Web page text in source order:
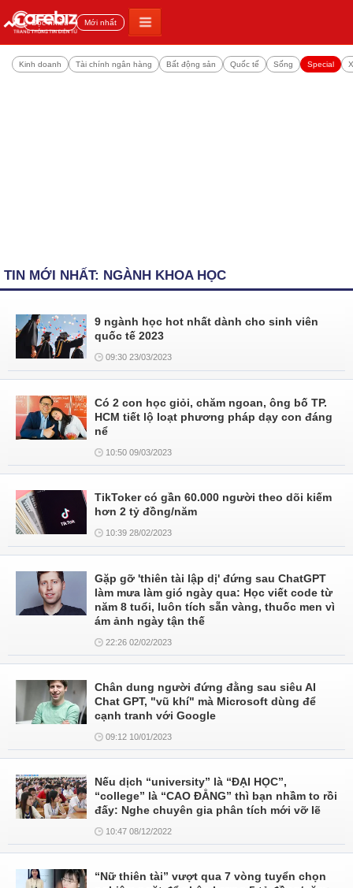
Đọc nhiều Mới nhất
Kinh doanh Tài chính ngân hàng Bất động sản Quốc tế Sống Special
TIN MỚI NHẤT: NGÀNH KHOA HỌC
9 ngành học hot nhất dành cho sinh viên
quốc tế 2023
09:30 23/03/2023
Có 2 con học giỏi, chăm ngoan, ông bố TP.
HCM tiết lộ loạt phương pháp dạy con đáng
nể
10:50 09/03/2023
TikToker có gần 60.000 người theo dõi kiếm
hơn 2 tỷ đồng/năm
10:39 28/02/2023
Gặp gỡ 'thiên tài lập dị' đứng sau ChatGPT
làm mưa làm gió ngày qua: Học viết code từ
năm 8 tuổi, luôn tích sẵn vàng, thuốc men vì
ám ảnh ngày tận thế
22:26 02/02/2023
Chân dung người đứng đằng sau siêu AI
Chat GPT, "vũ khí" mà Microsoft dùng để
cạnh tranh với Google
09:12 10/01/2023
Nếu dịch “university” là “ĐẠI HỌC”,
“college” là “CAO ĐẲNG” thì bạn nhầm to rồi
đấy: Nghe chuyên gia phân tích mới vỡ lẽ
10:47 08/12/2022
“Nữ thiên tài” vượt qua 7 vòng tuyển chọn